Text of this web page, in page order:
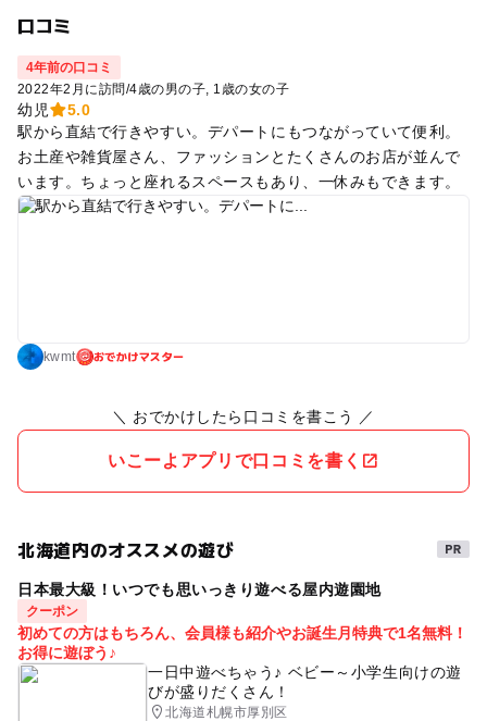
口コミ
4年前の口コミ
2022年2月に訪問/4歳の男の子 1歳の女の子
幼児
5.0
駅から直結で行きやすい。デパートにもつながっていて便利。
お土産や雑貨屋さん、ファッションとたくさんのお店が並んで
います。ちょっと座れるスペースもあり、一休みもできます。
kwmt おでかけマスター
＼ おでかけしたら口コミを書こう ／
いこーよアプリで口コミを書く
北海道内のオススメの遊び
日本最大級！いつでも思いっきり遊べる屋内遊園地
クーポン
初めての方はもちろん、会員様も紹介やお誕生月特典で1名無料！
お得に遊ぼう♪
一日中遊べちゃう♪ ベビー～小学生向けの遊
びが盛りだくさん！
北海道札幌市厚別区